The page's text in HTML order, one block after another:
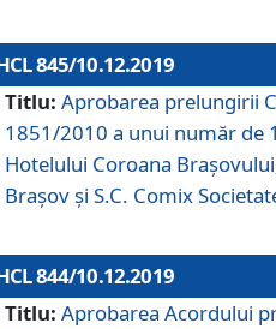
845/10.12.2019
Titlu: Aprobarea prelungirii
1851/2010 a unui număr de
Hotelului Coroana
Braşov şi S.C. Comix
844/10.12.2019
Titlu: Aprobarea Acordului